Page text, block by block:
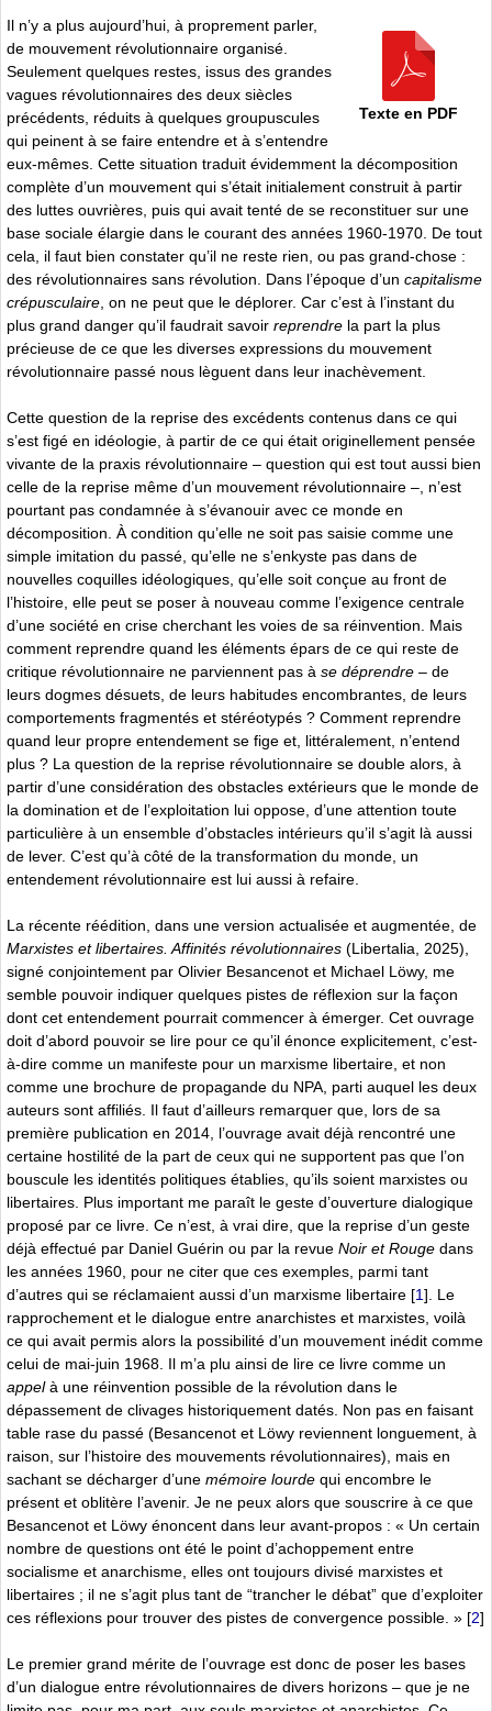
Texte en PDF
Il n’y a plus aujourd’hui, à proprement parler,
de mouvement révolutionnaire organisé.
Seulement quelques restes, issus des grandes
vagues révolutionnaires des deux siècles
précédents, réduits à quelques groupuscules
qui peinent à se faire entendre et à s’entendre
eux-mêmes. Cette situation traduit évidemment la décomposition
complète d’un mouvement qui s’était initialement construit à partir
des luttes ouvrières, puis qui avait tenté de se reconstituer sur une
base sociale élargie dans le courant des années 1960-1970. De tout
cela, il faut bien constater qu’il ne reste rien, ou pas grand-chose :
des révolutionnaires sans révolution. Dans l’époque d’un capitalisme
crépusculaire , on ne peut que le déplorer. Car c’est à l’instant du
plus grand danger qu’il faudrait savoir reprendre la part la plus
précieuse de ce que les diverses expressions du mouvement
révolutionnaire passé nous lèguent dans leur inachèvement.
Cette question de la reprise des excédents contenus dans ce qui
s’est figé en idéologie, à partir de ce qui était originellement pensée
vivante de la praxis révolutionnaire – question qui est tout aussi bien
celle de la reprise même d’un mouvement révolutionnaire –, n’est
pourtant pas condamnée à s’évanouir avec ce monde en
décomposition. À condition qu’elle ne soit pas saisie comme une
simple imitation du passé, qu’elle ne s’enkyste pas dans de
nouvelles coquilles idéologiques, qu’elle soit conçue au front de
l’histoire, elle peut se poser à nouveau comme l’exigence centrale
d’une société en crise cherchant les voies de sa réinvention. Mais
comment reprendre quand les éléments épars de ce qui reste de
critique révolutionnaire ne parviennent pas à se déprendre – de
leurs dogmes désuets, de leurs habitudes encombrantes, de leurs
comportements fragmentés et stéréotypés ? Comment reprendre
quand leur propre entendement se fige et, littéralement, n’entend
plus ? La question de la reprise révolutionnaire se double alors, à
partir d’une considération des obstacles extérieurs que le monde de
la domination et de l’exploitation lui oppose, d’une attention toute
particulière à un ensemble d’obstacles intérieurs qu’il s’agit là aussi
de lever. C’est qu’à côté de la transformation du monde, un
entendement révolutionnaire est lui aussi à refaire.
La récente réédition, dans une version actualisée et augmentée, de
Marxistes et libertaires. Affinités révolutionnaires (Libertalia, 2025),
signé conjointement par Olivier Besancenot et Michael Löwy, me
semble pouvoir indiquer quelques pistes de réflexion sur la façon
dont cet entendement pourrait commencer à émerger. Cet ouvrage
doit d’abord pouvoir se lire pour ce qu’il énonce explicitement, c’est-
à-dire comme un manifeste pour un marxisme libertaire, et non
comme une brochure de propagande du NPA, parti auquel les deux
auteurs sont affiliés. Il faut d’ailleurs remarquer que, lors de sa
première publication en 2014, l’ouvrage avait déjà rencontré une
certaine hostilité de la part de ceux qui ne supportent pas que l’on
bouscule les identités politiques établies, qu’ils soient marxistes ou
libertaires. Plus important me paraît le geste d’ouverture dialogique
proposé par ce livre. Ce n’est, à vrai dire, que la reprise d’un geste
déjà effectué par Daniel Guérin ou par la revue Noir et Rouge dans
les années 1960, pour ne citer que ces exemples, parmi tant
d’autres qui se réclamaient aussi d’un marxisme libertaire [1] . Le
rapprochement et le dialogue entre anarchistes et marxistes, voilà
ce qui avait permis alors la possibilité d’un mouvement inédit comme
celui de mai-juin 1968. Il m’a plu ainsi de lire ce livre comme un
appelà une réinvention possible de la révolution dans le
dépassement de clivages historiquement datés. Non pas en faisant
table rase du passé (Besancenot et Löwy reviennent longuement, à
raison, sur l’histoire des mouvements révolutionnaires), mais en
sachant se décharger d’une mémoire lourde qui encombre le
présent et oblitère l’avenir. Je ne peux alors que souscrire à ce que
Besancenot et Löwy énoncent dans leur avant-propos : « Un certain
nombre de questions ont été le point d’achoppement entre
socialisme et anarchisme, elles ont toujours divisé marxistes et
libertaires ; il ne s’agit plus tant de “trancher le débat” que d’exploiter
ces réflexions pour trouver des pistes de convergence possible. » [2]
Le premier grand mérite de l’ouvrage est donc de poser les bases
d’un dialogue entre révolutionnaires de divers horizons – que je ne